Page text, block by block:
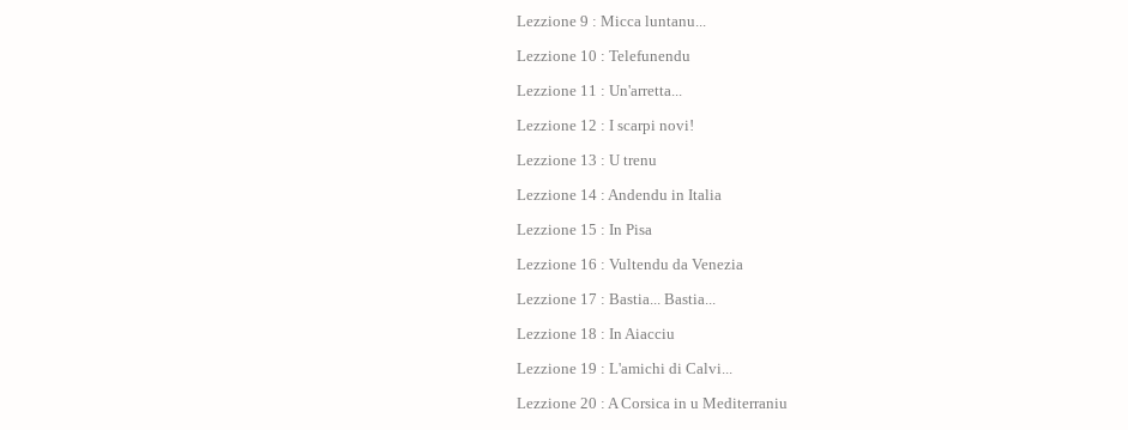
Lezzione 9 : Micca luntanu...
Lezzione 10 : Telefunendu
Lezzione 11 : Un'arretta...
Lezzione 12 : I scarpi novi!
Lezzione 13 : U trenu
Lezzione 14 : Andendu in Italia
Lezzione 15 : In Pisa
Lezzione 16 : Vultendu da Venezia
Lezzione 17 : Bastia... Bastia...
Lezzione 18 : In Aiacciu
Lezzione 19 : L'amichi di Calvi...
Lezzione 20 : A Corsica in u Mediterraniu